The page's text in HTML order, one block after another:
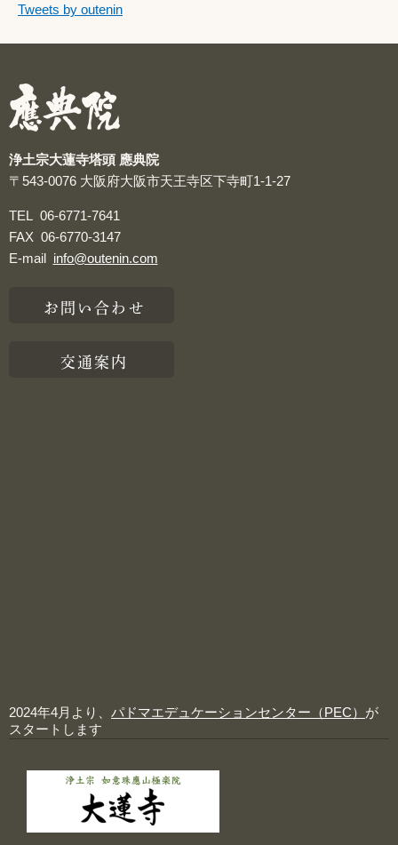
つぶやき
つぶやきをスキップする
Tweets by outenin
浄土宗大蓮寺塔頭 應典院
〒543-0076 大阪府大阪市天王寺区下寺町1-1-27
TEL 06-6771-7641
FAX 06-6770-3147
E-mail info@outenin.com
お問い合わせ
交通案内
2024年4月より、 パドマエデュケーションセンター（PEC） が
スタートします